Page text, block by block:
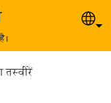
तस्वीरें